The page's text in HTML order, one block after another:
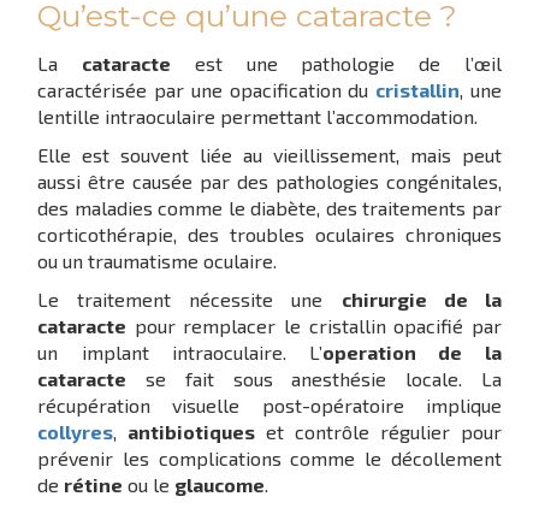
Qu’est-ce qu’une cataracte ?
La cataracte est une pathologie de l’œil
caractérisée par une opacification du cristallin, une
lentille intraoculaire permettant l’accommodation.
Elle est souvent liée au vieillissement, mais peut
aussi être causée par des pathologies congénitales,
des maladies comme le diabète, des traitements par
corticothérapie, des troubles oculaires chroniques
ou un traumatisme oculaire.
Le traitement nécessite une chirurgie de la
cataracte pour remplacer le cristallin opacifié par
un implant intraoculaire. L’operation de la
cataracte se fait sous anesthésie locale. La
récupération visuelle post-opératoire implique
collyres, antibiotiques et contrôle régulier pour
prévenir les complications comme le décollement
de rétine ou le glaucome.